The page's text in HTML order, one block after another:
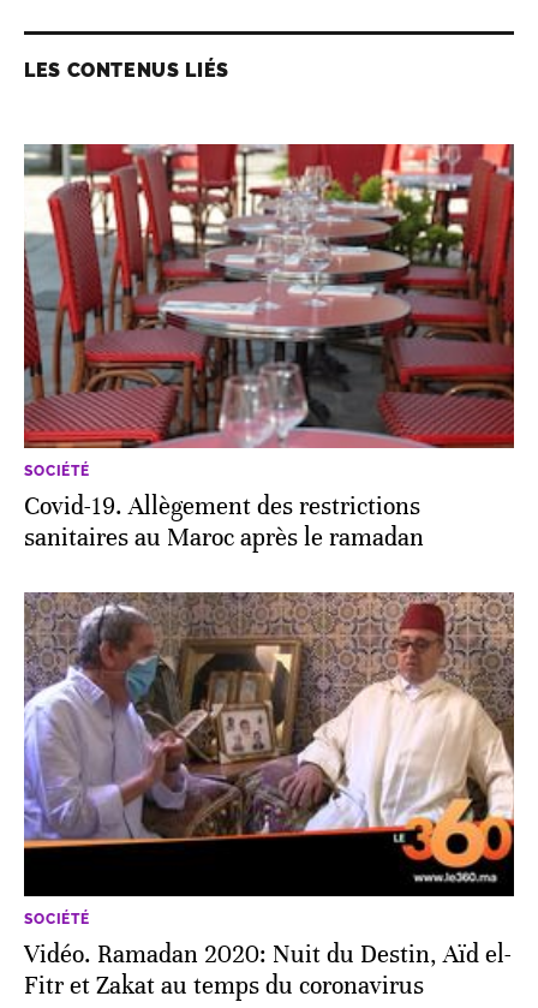
LES CONTENUS LIÉS
SOCIÉTÉ
Covid-19. Allègement des restrictions
sanitaires au Maroc après le ramadan
SOCIÉTÉ
Vidéo. Ramadan 2020: Nuit du Destin, Aïd el-
Fitr et Zakat au temps du coronavirus